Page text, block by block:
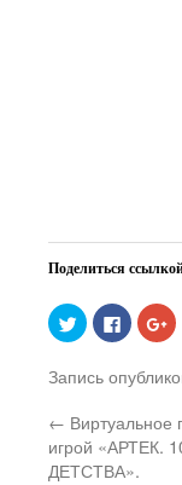
Поделиться
Нажмите,
чтобы
поделиться
Twitter
(Открывается
новом
окне)
Нажмите
здесь,
чтобы
на
в
новом
Запись
← Виртуальное
игрой «АРТЕК.
ДЕТСТВА».